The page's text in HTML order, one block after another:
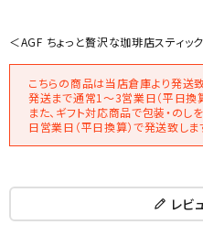
＜AGF ちょっと贅沢な珈琲店スティッ
こちらの商品は当店倉庫より発送致
発送まで通常1～3営業日（平日換
また、ギフト対応商品で包装・の
日営業日（平日換算）で発送致しま
レビ